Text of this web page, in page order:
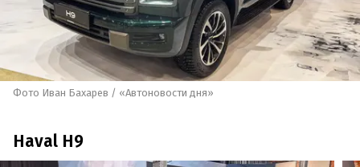
Фото Иван Бахарев / «Автоновости дня»
Haval H9